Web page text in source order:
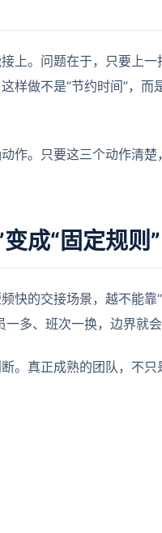
上。问题在于，只要上一
样做不是“节约时间”，而
作。只要这三个动作清楚
成“固定规则”
快的交接场景，越不能靠
多、班次一换，边界就会
。真正成熟的团队，不只